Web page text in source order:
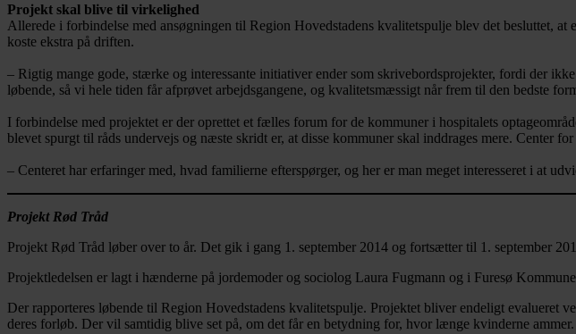
Projekt skal blive til virkelighed
Allerede i forbindelse med ansøgningen til Region Hovedstadens kvalitetspulje blev det besluttet,
koste ekstra på driften.
– Rigtig mange gode, stærke og interessante initiativer ender som skrivebordsprojekter, fordi der
løbende, så vi hele tiden får afprøvet arbejdsgangene, og kvalitetsmæssigt når frem til den bedste
I forbindelse med projektet er der oprettet et fælles forum for de kommuner i hospitalets
blevet spurgt til råds undervejs og næste skridt er, at disse kommuner skal inddrages mere. Center
– Centeret har erfaringer med, hvad familierne efterspørger, og her er man meget interesseret i at
Projekt Rød Tråd
Projekt Rød Tråd løber over to år. Det gik i gang 1. september 2014 og fortsætter til 1. september
Projektledelsen er lagt i hænderne på jordemoder og sociolog Laura Fugmann og i Furesø
Der rapporteres løbende til Region Hovedstadens kvalitetspulje. Projektet bliver endeligt
deres forløb. Der vil samtidig blive set på, om det får en betydning for, hvor længe kvinderne ammer.